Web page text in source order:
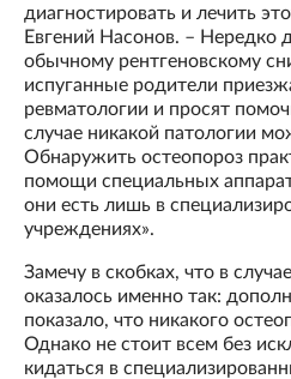
диагностировать и лечить
Евгений Насонов. – Нередко
обычному рентгеновскому
испуганные родители
ревматологии и просят
случае никакой патологии
Обнаружить остеопороз
помощи специальных
они есть лишь в
учреждениях».
Замечу в скобках, что в
оказалось именно так:
показало, что никакого
Однако не стоит всем без
кидаться в